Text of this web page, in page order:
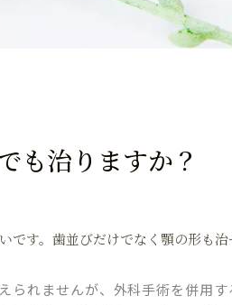
も治りますか？
です。歯並びだけでなく顎の形も治
られませんが、外科手術を併用